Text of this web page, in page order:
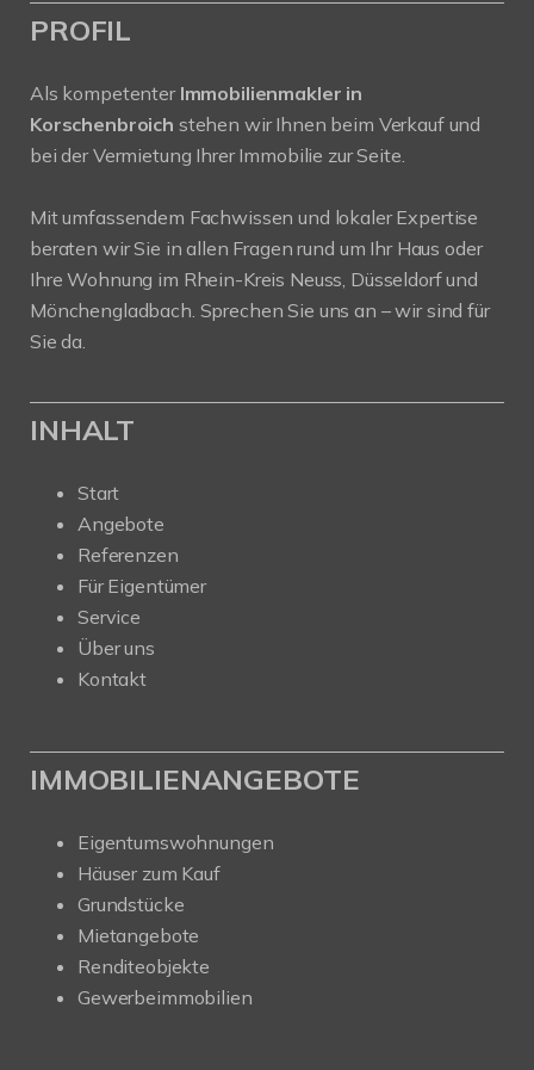
PROFIL
Als kompetenter Immobilienmakler in
Korschenbroich stehen wir Ihnen beim Verkauf und
bei der Vermietung Ihrer Immobilie zur Seite.
Mit umfassendem Fachwissen und lokaler Expertise
beraten wir Sie in allen Fragen rund um Ihr Haus oder
Ihre Wohnung im Rhein-Kreis Neuss, Düsseldorf und
Mönchengladbach. Sprechen Sie uns an – wir sind für
Sie da.
INHALT
Start
Angebote
Referenzen
Für Eigentümer
Service
Über uns
Kontakt
IMMOBILIENANGEBOTE
Eigentumswohnungen
Häuser zum Kauf
Grundstücke
Mietangebote
Renditeobjekte
Gewerbeimmobilien